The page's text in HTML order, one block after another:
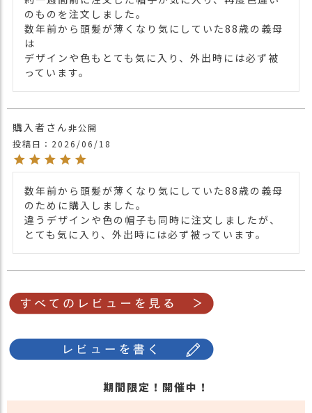
のものを注文しました。
数年前から頭髪が薄くなり気にしていた88歳の義母
は
デザインや色もとても気に入り、外出時には必ず被
っています。
購入者
非公開
投稿日
2026/06/18
数年前から頭髪が薄くなり気にしていた88歳の義母
のために購入しました。
違うデザインや色の帽子も同時に注文しましたが、
とても気に入り、外出時には必ず被っています。
期間限定！開催中！